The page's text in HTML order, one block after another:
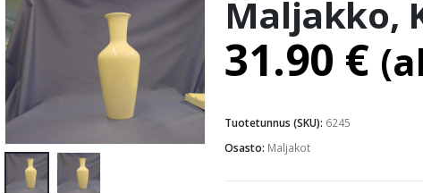
Maljakko,
31.90 €
Tuotetunnus (SKU): 6245
Osasto: Maljakot